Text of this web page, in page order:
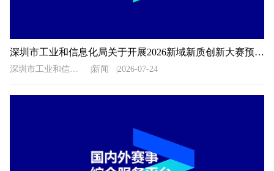
深圳市工业和信息化局关于开展2026新域新质创新大赛预选推荐工作的通知
深圳市工业和信息化局 新闻 2026-07-24